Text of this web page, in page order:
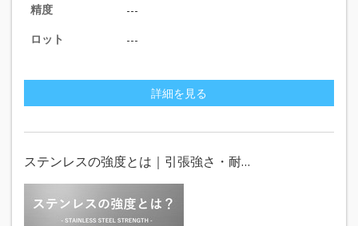
精度
---
ロット
---
詳細を見る
ステンレスの強度とは｜引張強さ・耐…